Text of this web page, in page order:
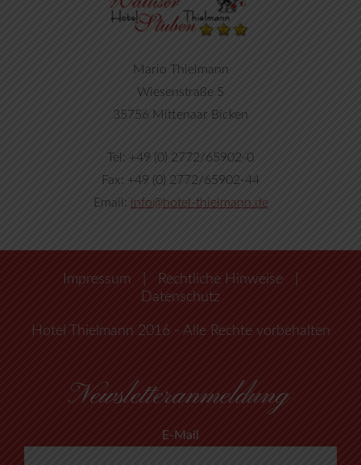
Mario Thielmann
Wiesenstraße 5
35756 Mittenaar Bicken
Tel: +49 (0) 2772/65902-0
Fax: +49 (0) 2772/65902-44
Email: info@hotel-thielmann.de
Impressum Rechtliche Hinweise
Datenschutz
Hotel Thielmann 2016 - Alle Rechte vorbehalten
Newsletteranmeldung
E-Mail